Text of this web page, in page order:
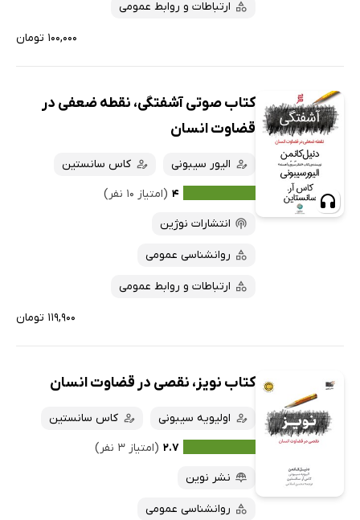
ارتباطات و روابط عمومی
۱۰۰,۰۰۰ تومان
کتاب صوتی آشفتگی، نقطه ضعفی در
قضاوت انسان
الیور سیبونی
کاس سانستین
۴ (امتیاز ۱۰ نفر)
انتشارات نوژین
روانشناسی عمومی
ارتباطات و روابط عمومی
۱۱۹,۹۰۰ تومان
کتاب نویز، نقصی در قضاوت انسان
اولیویه سیبونی
کاس سانستین
۲.۷ (امتیاز ۳ نفر)
نشر نوین
روانشناسی عمومی